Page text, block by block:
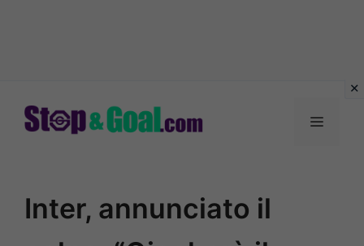
Menu
Inter, annunciato il